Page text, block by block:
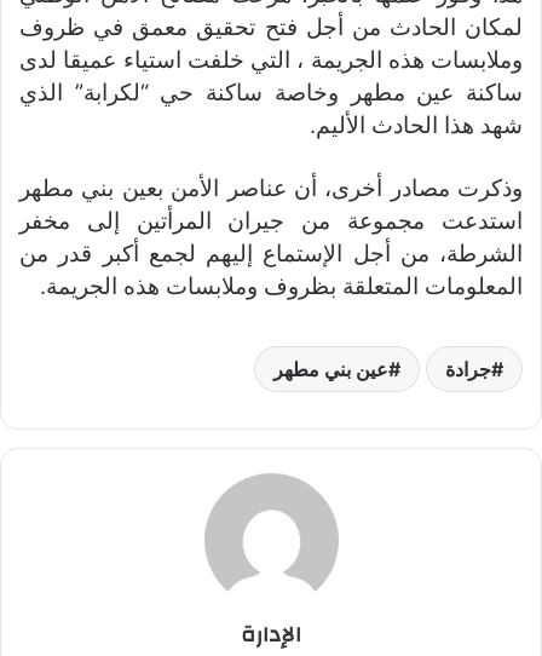
لمكان الحادث من أجل فتح تحقيق معمق في ظروف
وملابسات هذه الجريمة ، التي خلفت استياء عميقا لدى
ساكنة عين مطهر وخاصة ساكنة حي “لكرابة” الذي
شهد هذا الحادث الأليم.
وذكرت مصادر أخرى، أن عناصر الأمن بعين بني مطهر
استدعت مجموعة من جيران المرأتين إلى مخفر
الشرطة، من أجل الإستماع إليهم لجمع أكبر قدر من
المعلومات المتعلقة بظروف وملابسات هذه الجريمة.
جرادة عين بني مطهر
الإدارة